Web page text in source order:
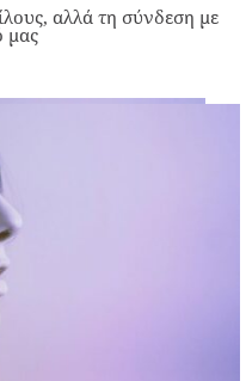
αλλά τη σύνδεση με
μας